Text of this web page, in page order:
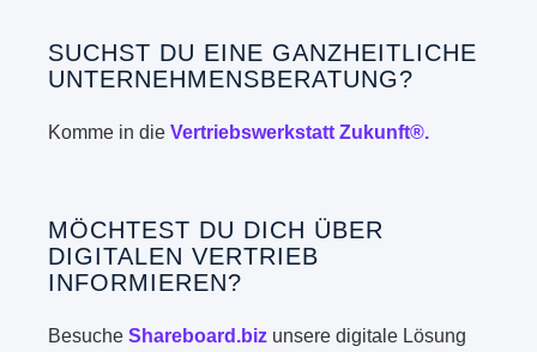
SUCHST DU EINE GANZHEITLICHE
UNTERNEHMENSBERATUNG?
Komme in dieVertriebswerkstatt Zukunft®.
MÖCHTEST DU DICH ÜBER
DIGITALEN VERTRIEB
INFORMIEREN?
BesucheShareboard.biz unsere digitale Lösung